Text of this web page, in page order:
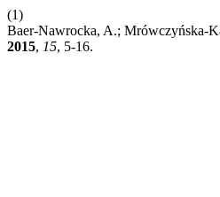
(1)
Baer-Nawrocka, A.; Mrówczyńska-
2015, 15, 5-16.